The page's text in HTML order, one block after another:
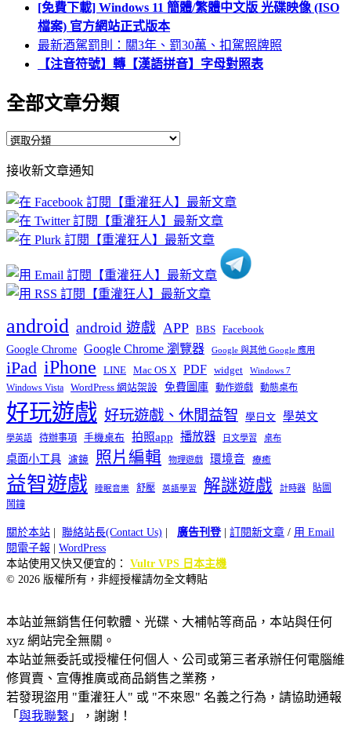
[免費下載] Windows 11 簡體/繁體中文版 光碟映像 (ISO
檔案) 官方網站正式版本
最新酒駕罰則：關3年、罰30萬、扣駕照牌照
【注音符號】轉【漢語拼音】字母對照表
全部文章分類
全
文
章
分
類
接收新文章通知
android android 遊戲 APP BBS Facebook
Google Chrome Google Chrome 瀏覽器 Google 與其他 Google 應用
iPad iPhone LINE Mac OS X PDF widget Windows 7
Windows Vista WordPress 網站架設 免費圖庫 動作遊戲 動態桌布
好玩遊戲 好玩遊戲、休閒益智 學日文 學英文
學英語 待辦事項 手機桌布 拍照app 播放器 日文學習 桌布
桌面小工具 濾鏡 照片編輯 物理遊戲 環境音 療癒
益智遊戲 睡眠音樂 舒壓 英語學習 解謎遊戲 計時器
貼圖
鬧鐘
關於本站 聯絡站長(Contact Us) 廣告刊登| 訂閱新文章 / 用 Email
閱電子報
WordPress
本站使用又快又便宜的： Vultr VPS 日本主機
© 2026 版權所有，非經授權請勿全文轉貼
本站並無銷售任何軟體、光碟、大補帖等商品，本站與任何
xyz 網站完全無關。
本站並無委託或授權任何個人、公司或第三者承辦任何電腦維
修買賣、宣傳推廣或商品銷售之業務，
若發現盜用 "重灌狂人" 或 "不來恩" 名義之行為，請協助通報
「 與我聯繫 」，謝謝！